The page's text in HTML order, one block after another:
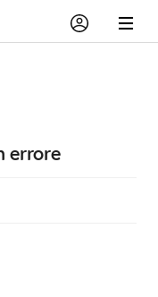
errore